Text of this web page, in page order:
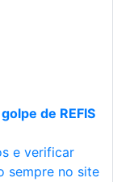
de REFIS
e verificar
sempre no site